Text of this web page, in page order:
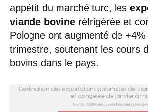
appétit du marché turc, les
viande bovine réfrigérée et
Pologne ont augmenté de
trimestre, soutenant les cours
bovins dans le pays.